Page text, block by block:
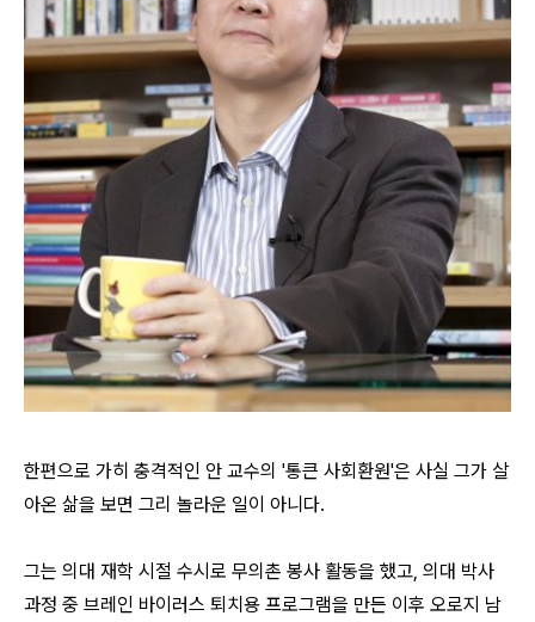
한편으로 가히 충격적인 안 교수의 '통큰 사회환원'은 사실 그가 살
아온 삶을 보면 그리 놀라운 일이 아니다.
그는 의대 재학 시절 수시로 무의촌 봉사 활동을 했고, 의대 박사
과정 중 브레인 바이러스 퇴치용 프로그램을 만든 이후 오로지 남